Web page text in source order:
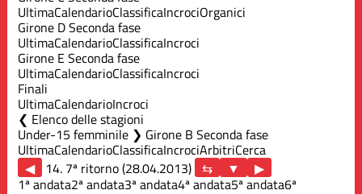
UltimaCalendarioClassificaIncrociOrganici
Girone D Seconda fase
UltimaCalendarioClassificaIncroci
Girone E Seconda fase
UltimaCalendarioClassificaIncroci
Finali
UltimaCalendarioIncroci
Elenco delle stagioni
Under-15 femminile ❯ Girone B Seconda fase
UltimaCalendarioClassificaIncrociArbitriCerca
◀
14. 7ª ritorno (28.04.2013)
▶
1ª andata2ª andata3ª andata4ª andata5ª andata6ª